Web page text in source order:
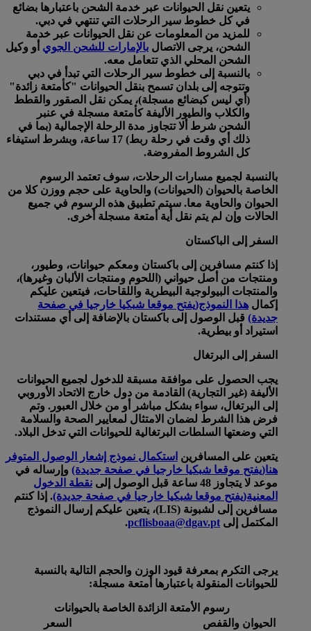
يتعين نقل الحيوانات عبر خدمة الشحن باعتبارها بضائع
في كل خطوط سير الرحلات التي تنتهي في دبي.
للمزيد من المعلومات عن نقل الحيوانات عبر خدمة
الشحن، يرجى الاتصال بالإمارات للشحن الجوي أو وكيل
الشحن المحلي الذي تتعامل معه.
بالنسبة إلى خطوط سير الرحلات التي تبدأ في دبي
وتتوجه إلى بلدان تسمح بنقل الحيوانات "كأمتعة زائدة"
(أي ليس كبضائع مسجلة)، يمكن نقل الصقور والقطط
والكلاب والطيور الأليفة كأمتعة مسجلة في عنبر
الشحن شرط ألا تتجاوز مدة الرحلة الإجمالية (بما في
ذلك أي وقت في رحلة ربط) 17 ساعة، وبشرط استيفاء
كل الشروط المفروضة.
بالنسبة لجميع مسارات الرحلات، سوف تعتمد الرسوم
الخاصة بالحيوان (الحيوانات) والحاوية على حجم ووزن كلا من
الحيوان والحاوية معا. سيتم تطبيق هذه الرسوم في جميع
الحالات وإن لم يتم نقل أية أمتعة مسجلة أخرى.
السفر إلى الباكستان
إذا كنتم مسافرين إلى باكستان ومعكم حيوانات، وطيور،
ومنتجات من أصل حيواني (اللحوم ومنتجات الألبان وغيرها)،
والمنتجات البيولوجية البيطرية واللقاحات، فيتعين عليكم
إكمال هذا النموذج(يفتح موقعا شبكيا خارجيا في صفحة
جديدة) قبل الوصول إلى باكستان بالإضافة إلى أي مستندات
استيراد أو بيطرية.
السفر إلى البرتغال
يجب الحصول على موافقة مسبقة للدخول لجميع الحيوانات
الأليفة (غير التجارية) القادمة من دول خارج الاتحاد الأوروبي
إلى البرتغال، سواء بشكل مباشر أو من خلال العبور. وتم
فرض هذا الشرط لضمان الامتثال لمعايير الصحة والسلامة
التي وضعتها السلطات البرتغالية للحيوانات التي تدخل البلاد.
يتعين على المسافرين استكمال نموذج إشعار الوصول المتوفر
هنا(يفتح موقعا شبكيا خارجيا في صفحة جديدة) وإرساله في
موعد لا يتجاوز 48 ساعة قبل الوصول إلى
نقطة الدخول
المعنية(يفتح موقعا شبكيا خارجيا في صفحة جديدة). إذا كنتم
مسافرين إلى لشبونة (LIS)، يتعين عليكم إرسال النموذج
المكتمل إلى pcflisboaa@dgav.pt
.
يرجى التكرم بمعرفة قيود الوزن والحجم التالية بالنسبة
للحيوانات المنقولة باعتبارها أمتعة مسجلة:
رسوم الأمتعة الزائدة الخاصة بالحيوانات
الحيوان والقفص
السعر